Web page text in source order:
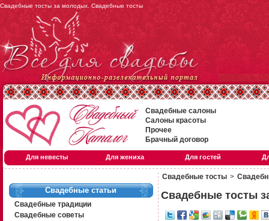
Свадебные тосты за молодых. Свадебные тосты
Свадебные салоны
Салоны красоты
Прочее
Брачный договор
Для невесты Для жениха Для гостей
Свадебные статьи
Свадебные традиции
Свадебные советы
Свадебные тосты >
Свадебные тосты